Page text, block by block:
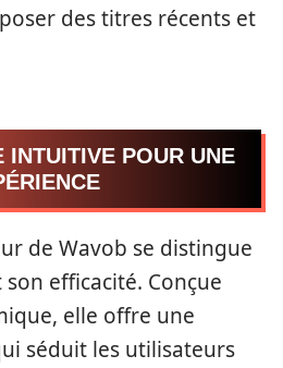
des titres récents et
INTUITIVE POUR UNE
de Wavob se distingue
efficacité. Conçue
elle offre une
séduit les utilisateurs